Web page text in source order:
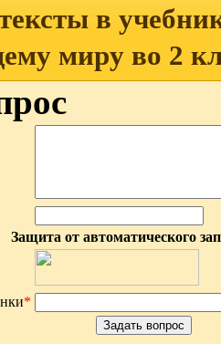
в
миру во 2
Защита от автоматического
*